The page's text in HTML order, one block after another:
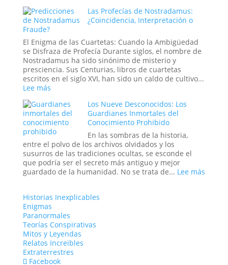
mensaje
de
estrellas?
Síndrome
de
«Cara
Vacía»:
Cuando
el
Mundo
se
de
Extraños
Las Profecías de Nostradamus:
¿Coincidencia, Interpretación o
Fraude?
El Enigma de las Cuartetas: Cuando la Ambigüedad
se Disfraza de Profecía Durante siglos, el nombre de
Nostradamus ha sido sinónimo de misterio y
presciencia. Sus Centurias, libros de cuartetas
escritos en el siglo XVI, han sido un caldo de cultivo...
Lee más:
Profecías
de
Nostradamus:
¿Coincidencia,
Interpretación
o
Fraude?
Los Nueve Desconocidos: Los
Guardianes Inmortales del
Conocimiento Prohibido
En las sombras de la historia,
entre el polvo de los archivos olvidados y los
susurros de las tradiciones ocultas, se esconde el
que podría ser el secreto más antiguo y mejor
guardado de la humanidad. No se trata de... Lee más:
Historias Inexplicables
Enigmas
Paranormales
Teorías Conspirativas
Mitos y Leyendas
Relatos Increibles
Extraterrestres
Facebook